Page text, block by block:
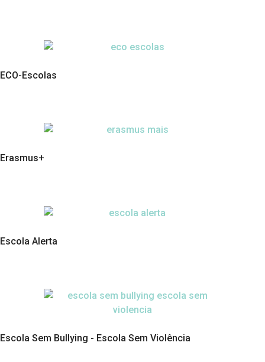
ECO-Escolas
Erasmus+
Escola Alerta
Escola Sem Bullying - Escola Sem Violência